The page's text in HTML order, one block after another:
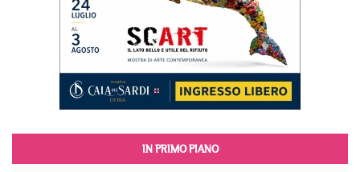
IN PRIMO PIANO